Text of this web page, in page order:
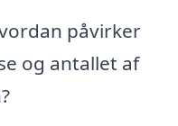
påvirker
og antallet af